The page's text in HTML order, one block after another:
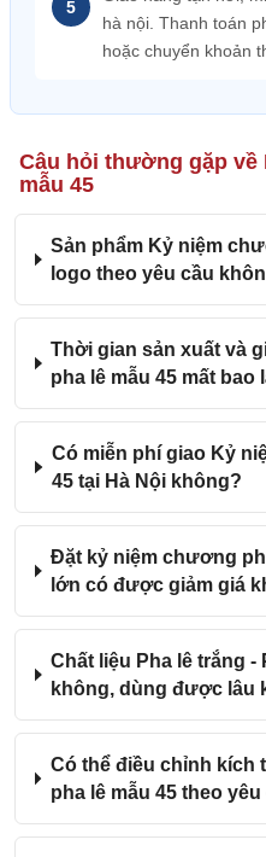
hà nội. Thanh toán
hoặc chuyển khoản
Câu hỏi thường gặp
mẫu 45
Sản phẩm Kỷ niệm
logo theo yêu cầu
Thời gian sản xuất và
pha lê mẫu 45 mất bao
Có miễn phí giao Kỷ
45 tại Hà Nội không?
Đặt kỷ niệm chương
lớn có được giảm giá
Chất liệu Pha lê trắng -
không, dùng được lâu
Có thể điều chỉnh
pha lê mẫu 45 theo